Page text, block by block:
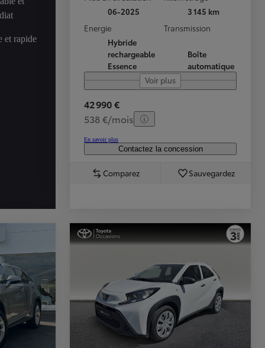
et rapide
06-2025
3 145 km
Energie
Hybride
rechargeable
Essence
Transmission
Boîte
automatique
Voir plus
42 990 €
538 €/mois
En savoir plus
Contactez la concession
Comparez Sauvegardez